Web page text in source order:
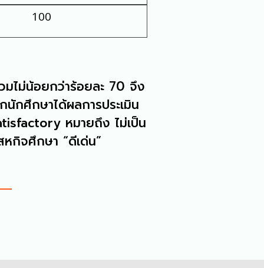
100
มไม่น้อยกว่าร้อยละ 70 จึง
กศึกษาได้ผลการประเมิน
หมายถึง ไม่เป็น
กิจศึกษา “ดีเด่น”